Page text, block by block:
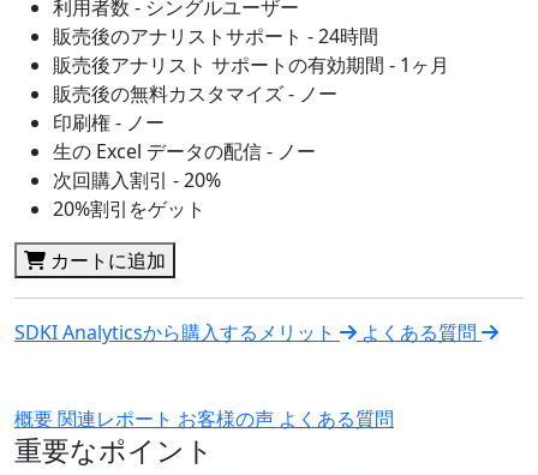
利用者数 - シングルユーザー
販売後のアナリストサポート - 24時間
販売後アナリスト サポートの有効期間 - 1ヶ月
販売後の無料カスタマイズ - ノー
印刷権 - ノー
生の Excel データの配信 - ノー
次回購入割引 - 20%
20%割引をゲット
カートに追加
SDKI Analyticsから購入するメリット よくある質問
概要関連レポート お客様の声 よくある質問
重要なポイント